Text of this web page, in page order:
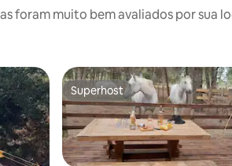
foram muito bem avaliados por sua
Superhost
Superhost